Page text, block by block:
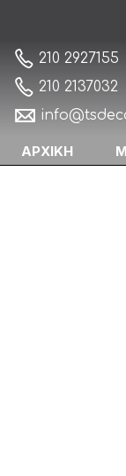
210 2927155
210 2137032
ΑΡΧΙΚΗ